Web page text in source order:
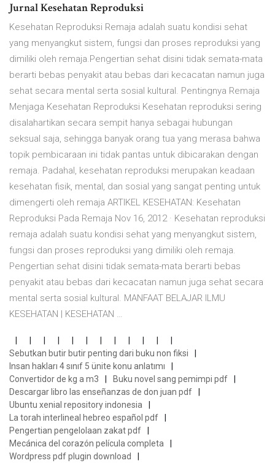
Jurnal Kesehatan Reproduksi
Kesehatan Reproduksi Remaja adalah suatu kondisi sehat
yang menyangkut sistem, fungsi dan proses reproduksi yang
dimiliki oleh remaja.Pengertian sehat disini tidak semata-mata
berarti bebas penyakit atau bebas dari kecacatan namun juga
sehat secara mental serta sosial kultural. Pentingnya Remaja
Menjaga Kesehatan Reproduksi Kesehatan reproduksi sering
disalahartikan secara sempit hanya sebagai hubungan
seksual saja, sehingga banyak orang tua yang merasa bahwa
topik pembicaraan ini tidak pantas untuk dibicarakan dengan
remaja. Padahal, kesehatan reproduksi merupakan keadaan
kesehatan fisik, mental, dan sosial yang sangat penting untuk
dimengerti oleh remaja ARTIKEL KESEHATAN: Kesehatan
Reproduksi Pada Remaja Nov 16, 2012 · Kesehatan reproduksi
remaja adalah suatu kondisi sehat yang menyangkut sistem,
fungsi dan proses reproduksi yang dimiliki oleh remaja.
Pengertian sehat disini tidak semata-mata berarti bebas
penyakit atau bebas dari kecacatan namun juga sehat secara
mental serta sosial kultural. MANFAAT BELAJAR ILMU
KESEHATAN | KESEHATAN …
Sebutkan butir butir penting dari buku non fiksi
Insan hakları 4 sınıf 5 ünite konu anlatımı
Convertidor de kg a m3
Buku novel sang pemimpi pdf
Descargar libro las enseñanzas de don juan pdf
Ubuntu xenial repository indonesia
La torah interlineal hebreo español pdf
Pengertian pengelolaan zakat pdf
Mecánica del corazón película completa
Wordpress pdf plugin download